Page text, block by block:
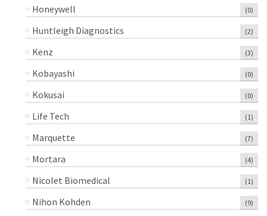
Honeywell (0)
Huntleigh Diagnostics (2)
Kenz (3)
Kobayashi (0)
Kokusai (0)
Life Tech (1)
Marquette (7)
Mortara (4)
Nicolet Biomedical (1)
Nihon Kohden (9)